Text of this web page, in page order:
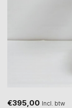
€395,00 Incl. btw